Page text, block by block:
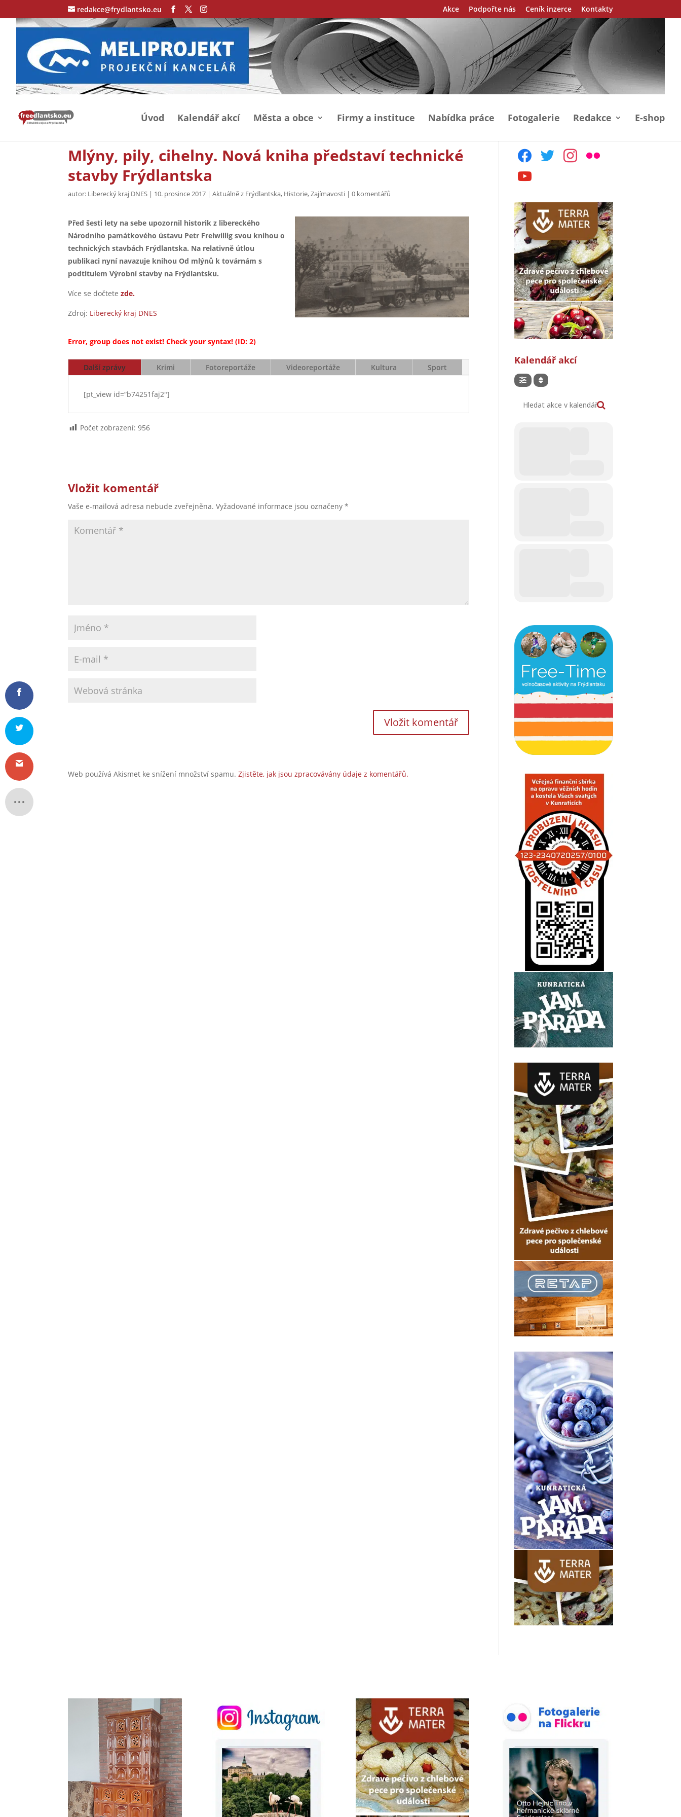
redakce@frydlantsko.eu Akce Podpořte nás Ceník inzerce Kontakty
Úvod Kalendář akcí Města a obce Firmy a instituce Nabídka práce Fotogalerie Redakce E-shop
Mlýny, pily, cihelny. Nová kniha představí technické
stavby Frýdlantska
autor: Liberecký kraj DNES | 10. prosince 2017 |Aktuálně z Frýdlantska, Historie,Zajímavosti |0 komentářů
Před šesti lety na sebe upozornil historik z libereckého
Národního památkového ústavu Petr Freiwillig svou knihou o
technických stavbách Frýdlantska. Na relativně útlou
publikaci nyní navazuje knihou Od mlýnů k továrnám s
podtitulem Výrobní stavby na Frýdlantsku.
Více se dočtetezde.
Zdroj: Liberecký kraj DNES
Error, group does not exist! Check your syntax! (ID: 2)
Další zprávy Krimi Fotoreportáže Videoreportáže Kultura Sport
[pt_view id=“b74251faj2″]
Počet zobrazení: 956
Vložit komentář
Vaše e-mailová adresa nebude zveřejněna. Vyžadované informace jsou označeny*
Web používá Akismet ke snížení množství spamu.Zjistěte, jak jsou zpracovávány údaje z komentářů.
facebooktwitter instagram
flickr
youtube
Kalendář akcí